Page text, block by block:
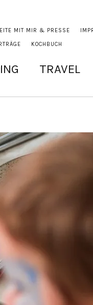
MIT MIR & PRESSE
KOCHBUCH
TRAVEL